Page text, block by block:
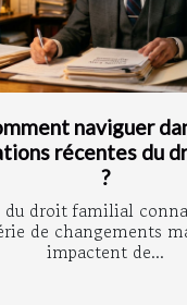
naviguer
récentes du
?
du droit familial
de changements
impactent de...